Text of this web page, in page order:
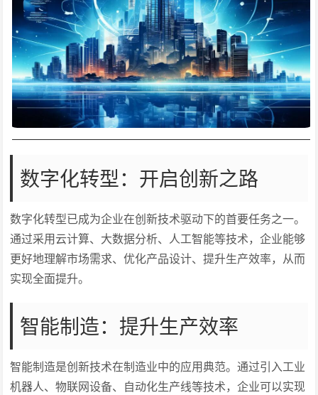
数字化转型：开启创新之路
数字化转型已成为企业在创新技术驱动下的首要任务之一。
通过采用云计算、大数据分析、人工智能等技术，企业能够
更好地理解市场需求、优化产品设计、提升生产效率，从而
实现全面提升。
智能制造：提升生产效率
智能制造是创新技术在制造业中的应用典范。通过引入工业
机器人、物联网设备、自动化生产线等技术，企业可以实现